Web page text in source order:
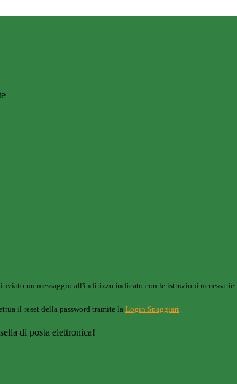
inviato un messaggio all'indirizzo indicato con le istruzioni necessarie.
il reset della password tramite la Login Spaggiari
di posta elettronica!